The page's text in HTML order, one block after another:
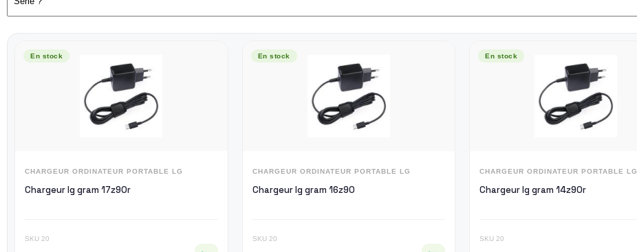
En stock
CHARGEUR ORDINATEUR PORTABLE LG
Chargeur lg gram 17z90r
SKU 20
En stock
CHARGEUR ORDINATEUR PORTABLE LG
Chargeur lg gram 16z90
SKU 20
En stock
CHARGEUR ORDINATEUR PORTABLE LG
Chargeur lg gram 14z90r
SKU 20